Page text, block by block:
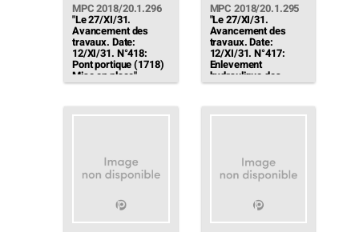
MPC 2018/20.1.296
"Le 27/XI/31.
Avancement des
travaux. Date:
12/XI/31. N°418:
Pont portique (1718)
Mise en place"
MPC 2018/20.1.295
"Le 27/XI/31.
Avancement des
travaux. Date:
12/XI/31. N°417:
Enlevement
hydraulique des
cendres (1726)
installées dans la
salle des pompes"